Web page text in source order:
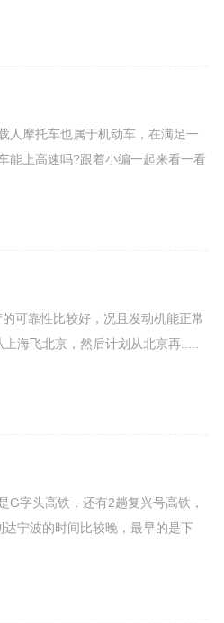
人摩托车也属于机动车，在满足一
能上高速吗?跟着小编一起来看一看
可靠性比较好，况且发动机能正常
海飞北京，然后计划从北京再.....
字头高铁，还有2趟复兴号高铁，
宁波的时间比较晚，最早的是下